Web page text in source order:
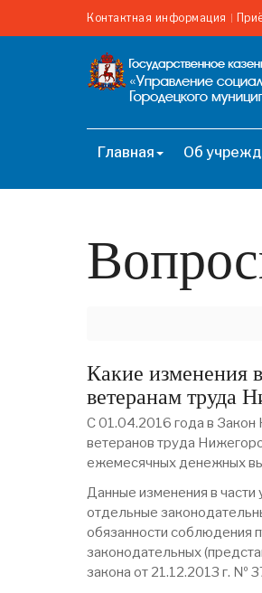
Контактная информация
Главная Об
Какие изменения
ветеранам труда
С 01.04.2016 года в Закон
ветеранов труда
ежемесячных денежных
Данные изменения в
отдельные
обязанности соблюдения
законодательных
закона от 21.12.2013 г. №